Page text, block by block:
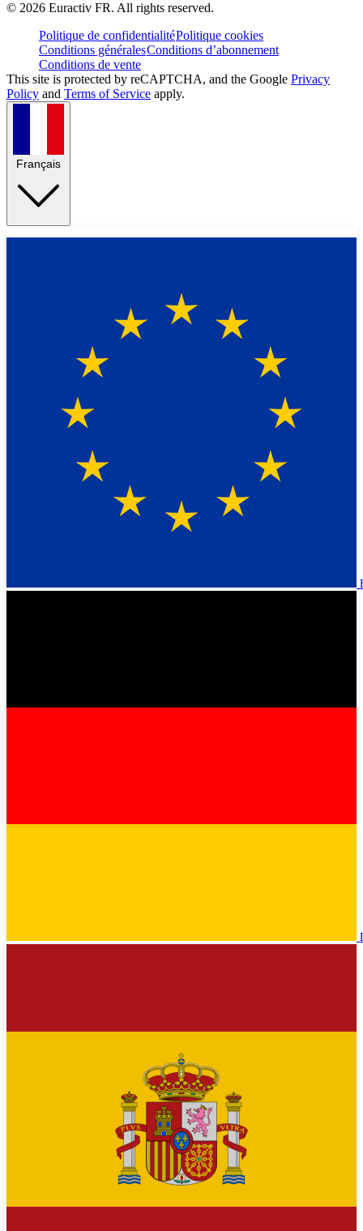
© 2026 Euractiv FR. All rights reserved.
Politique de confidentialitéPolitique cookies
Conditions généralesConditions d’abonnement
Conditions de vente
This site is protected by reCAPTCHA, and the Google Privacy
Policy and Terms of Service apply.
Français